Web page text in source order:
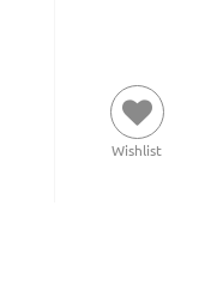
Wishlist